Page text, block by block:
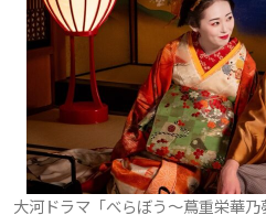
大河ドラマ「べらぼう～蔦重栄華